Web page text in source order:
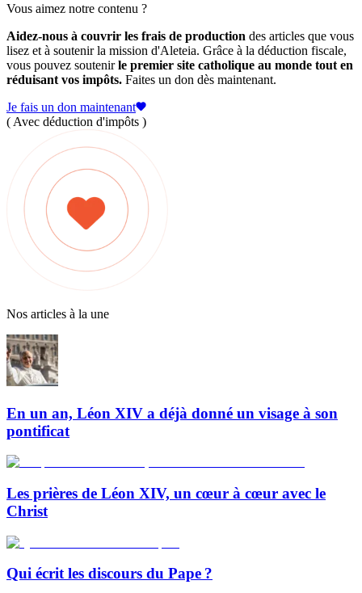
Vous aimez notre contenu ?
Aidez-nous à couvrir les frais de production des articles que vous
lisez et à soutenir la mission d'Aleteia. Grâce à la déduction fiscale,
vous pouvez soutenirle premier site catholique au monde tout en
réduisant vos impôts. Faites un don dès maintenant.
Je fais un don maintenant
( Avec déduction d'impôts )
Nos articles à la une
En un an, Léon XIV a déjà donné un visage à son
pontificat
Les prières de Léon XIV, un cœur à cœur avec le
Christ
Qui écrit les discours du Pape ?